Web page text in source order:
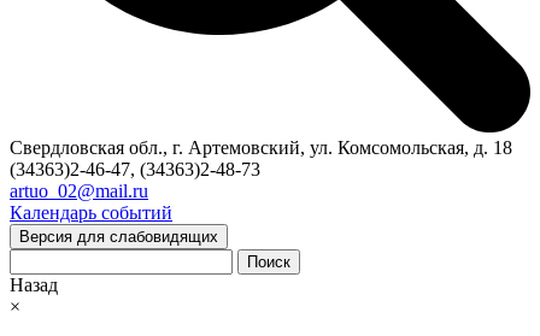
Свердловская обл., г. Артемовский, ул. Комсомольская, д. 18
(34363)2-46-47, (34363)2-48-73
artuo_02@mail.ru
Календарь событий
Версия для слабовидящих
Поиск
Назад
×